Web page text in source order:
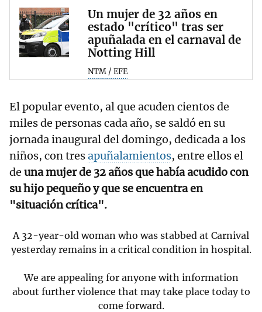
Un mujer de 32 años en
estado "crítico" tras ser
apuñalada en el carnaval de
Notting Hill
NTM / EFE
El popular evento, al que acuden cientos de
miles de personas cada año, se saldó en su
jornada inaugural del domingo, dedicada a los
niños, con tresapuñalamientos, entre ellos el
de una mujer de 32 años que había acudido con
su hijo pequeño y que se encuentra en
"situación crítica".
A 32-year-old woman who was stabbed at Carnival
yesterday remains in a critical condition in hospital.
We are appealing for anyone with information
about further violence that may take place today to
come forward.